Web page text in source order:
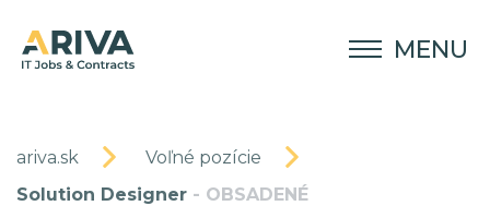
MENU
ariva.sk
Voľné pozície
Solution Designer - OBSADENÉ